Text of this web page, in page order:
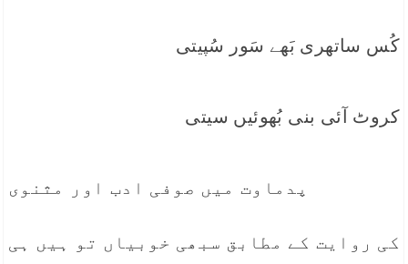
کُس ساتھری بَھے سَور سُپیتی
کروٹ آئی بنی بُھوئیں سیتی
پدماوت میں صوفی ادب اور مثنوی
کی روایت کے مطابق سبھی خوبیاں تو ہیں ہی